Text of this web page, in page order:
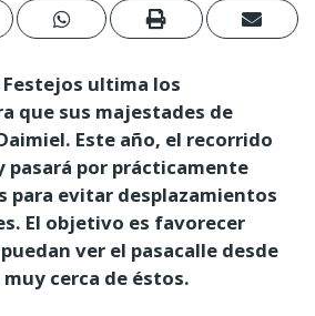
ultima los
que sus majestades de
Este año, el recorrido
pasará por prácticamente
para evitar desplazamientos
El objetivo es favorecer
ver el pasacalle desde
cerca de éstos.